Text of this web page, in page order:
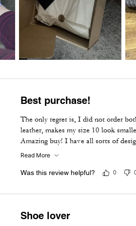
Best purchase!
The only regret is, I did not order
leather, makes my size 10 look
Amazing buy! I have all sorts of
them because of the name brand
impressed and I’m not the girl who
Read More
Was this review helpful? 0
Shoe lover